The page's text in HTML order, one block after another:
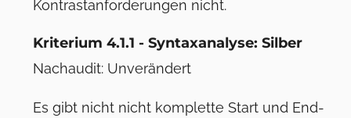
Kontrastanforderungen nicht.
Kriterium 4.1.1 - Syntaxanalyse: Silber
Nachaudit: Unverändert
Es gibt nicht nicht komplette Start und End-